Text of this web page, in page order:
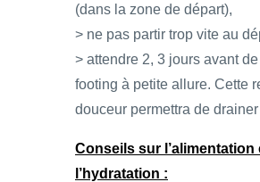
(dans la zone de départ),
> ne pas partir trop vite au
> attendre 2, 3 jours avant
footing à petite allure. Cette
douceur permettra de
Conseils sur l’alimentation
l’hydratation :